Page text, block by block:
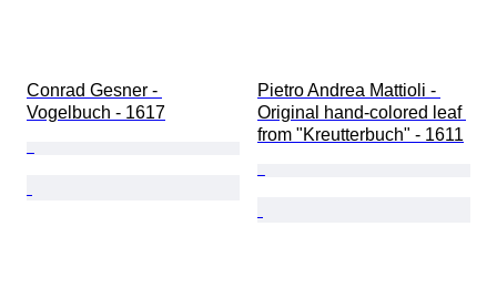
Conrad Gesner -
Vogelbuch - 1617
Pietro Andrea Mattioli -
Original hand-colored leaf
from "Kreutterbuch" - 1611